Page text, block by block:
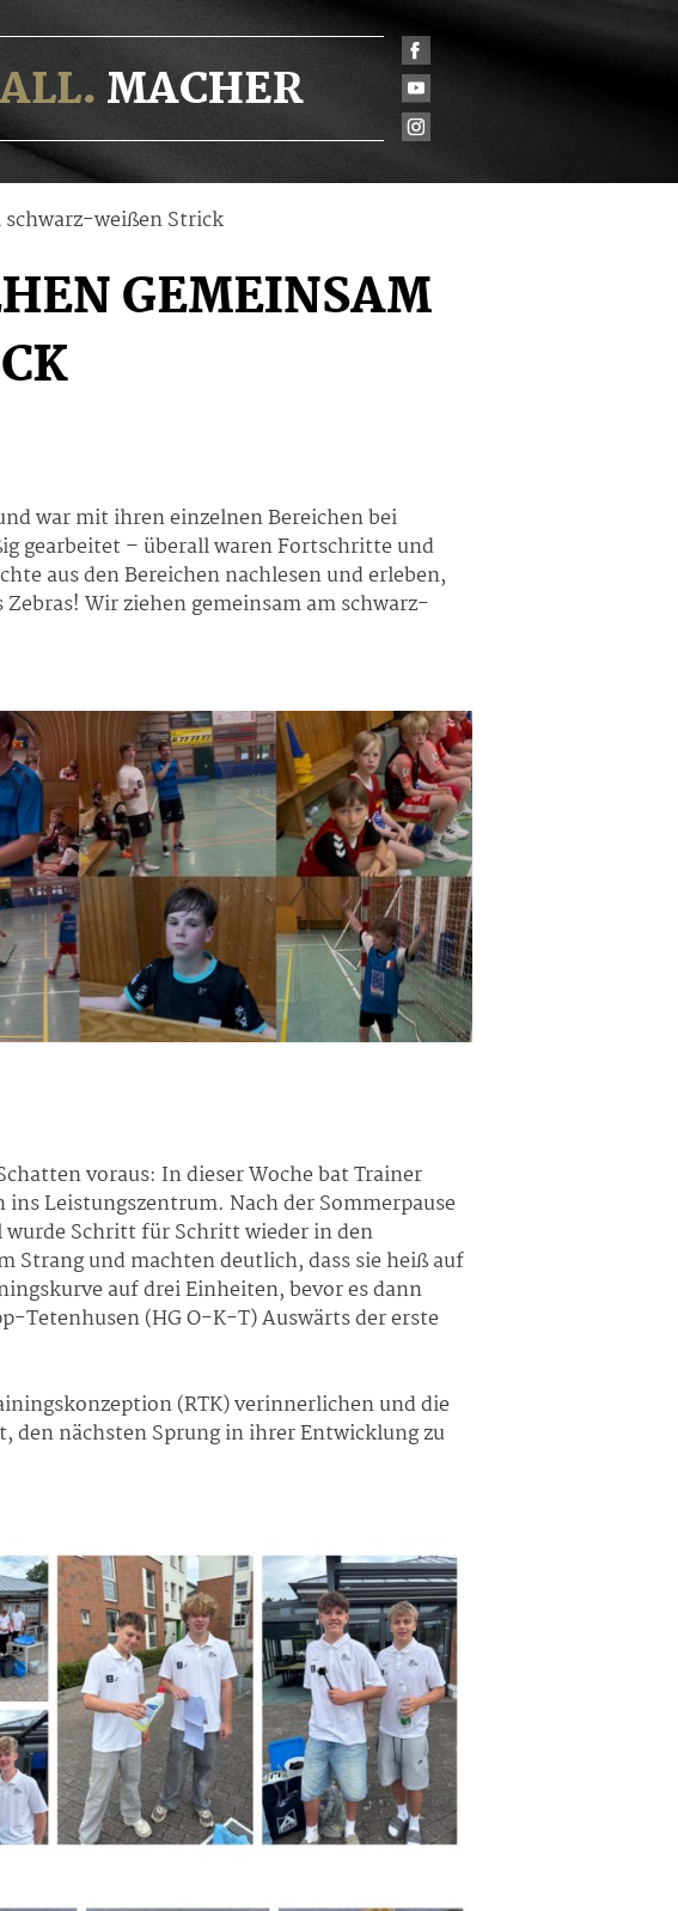
MACHER
schwarz-weißen Strick
GEMEINSAM
war mit ihren einzelnen Bereichen bei
gearbeitet – überall waren Fortschritte und
aus den Bereichen nachlesen und erleben,
Wir ziehen gemeinsam am schwarz-
voraus: In dieser Woche bat Trainer
Leistungszentrum. Nach der Sommerpause
wurde Schritt für Schritt wieder in den
Strang und machten deutlich, dass sie heiß auf
auf drei Einheiten, bevor es dann
Tetenhusen (HG O-K-T) Auswärts der erste
(RTK) verinnerlichen und die
den nächsten Sprung in ihrer Entwicklung zu